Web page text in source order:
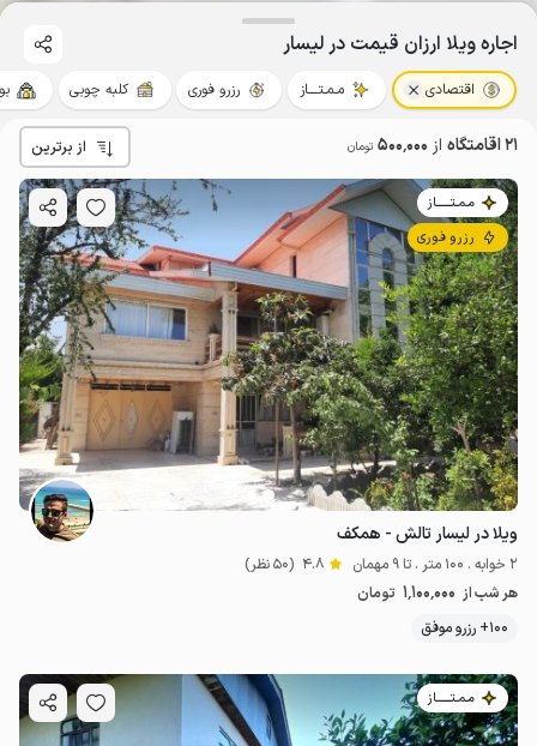
اجاره ویلا ارزان قیمت در لیسار
اقتصادی مـمـتــــاز رزرو فوری کلبه چوبی
21 اقامتگاه از 500٬000 تومان از برترین
مـمـتــــــاز
رزرو فوری
ویلا در لیسار تالش - همکف
2 خوابه . 100 متر . تا 9 مهمان 4.8 (50 نظر)
هر شب از 1٬100٬000 تومان
100+ رزرو موفق
مـمـتــــــاز